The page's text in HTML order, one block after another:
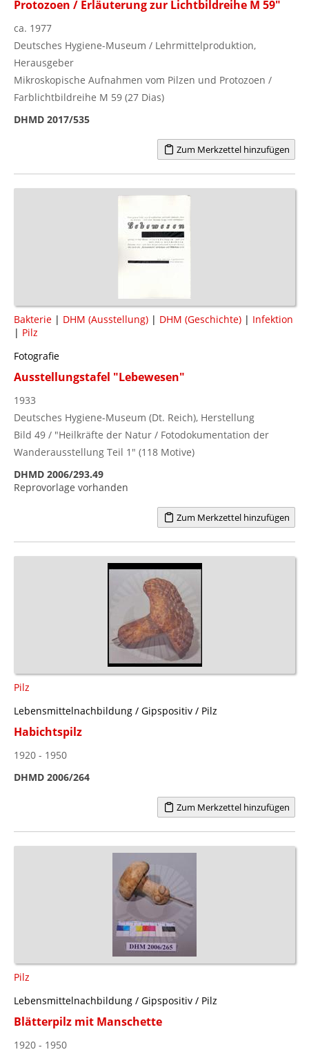
Protozoen / Erläuterung zur Lichtbildreihe M 59"
ca. 1977
Deutsches Hygiene-Museum / Lehrmittelproduktion,
Herausgeber
Mikroskopische Aufnahmen vom Pilzen und Protozoen /
Farblichtbildreihe M 59 (27 Dias)
DHMD 2017/535
Zum Merkzettel hinzufügen
Bakterie | DHM (Ausstellung) | DHM (Geschichte) | Infektion
| Pilz
Fotografie
Ausstellungstafel "Lebewesen"
1933
Deutsches Hygiene-Museum (Dt. Reich), Herstellung
Bild 49 / "Heilkräfte der Natur / Fotodokumentation der
Wanderausstellung Teil 1" (118 Motive)
DHMD 2006/293.49
Reprovorlage vorhanden
Zum Merkzettel hinzufügen
Pilz
Lebensmittelnachbildung / Gipspositiv / Pilz
Habichtspilz
1920 - 1950
DHMD 2006/264
Zum Merkzettel hinzufügen
Pilz
Lebensmittelnachbildung / Gipspositiv / Pilz
Blätterpilz mit Manschette
1920 - 1950